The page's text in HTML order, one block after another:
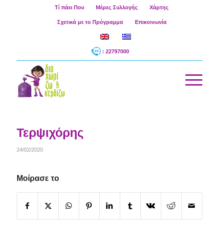
Τί πάει Που Μέρες Συλλογής Χάρτης
Σχετικά με το Πρόγραμμα Επικοινωνία
: 22797000
Τερψιχόρης
24/02/2020
Μοίρασε το